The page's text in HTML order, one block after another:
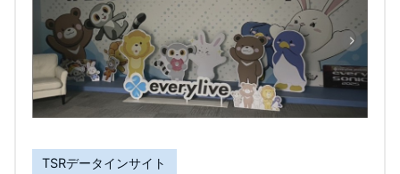
TSRデータインサイト